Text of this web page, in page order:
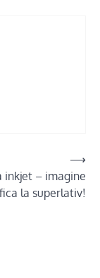
inkjet – imagine
la superlativ!
⟶